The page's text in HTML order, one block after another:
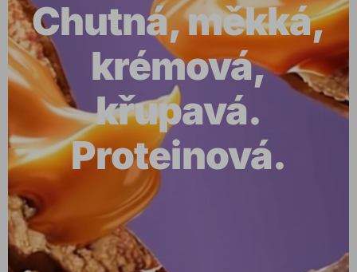
Chutná, měkká,
krémová,
křupavá.
Proteinová.